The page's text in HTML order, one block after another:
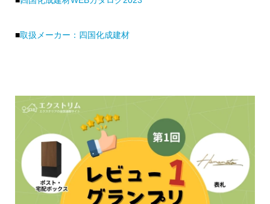
■取扱メーカー：四国化成建材